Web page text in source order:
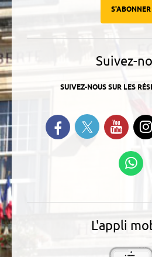
S'ABONNER
Suivez-
SUIVEZ-NOUS SUR LES
Retrouvez-nous
Suivez-
L'appli